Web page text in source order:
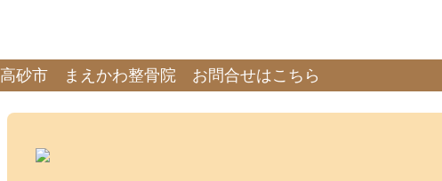
高砂市 まえかわ整骨院 お問合せはこちら